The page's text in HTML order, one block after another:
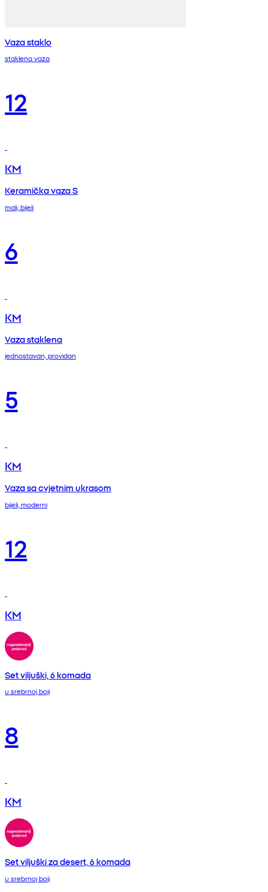
Vaza staklo
staklena vaza
12
KM
Keramička vaza S
mali, bijeli
6
KM
Vaza staklena
jednostavan, providan
5
KM
Vaza sa cvjetnim ukrasom
bijeli, moderni
12
KM
Set viljuški, 6 komada
u srebrnoj boji
8
KM
Set viljuški za desert, 6 komada
u srebrnoj boji